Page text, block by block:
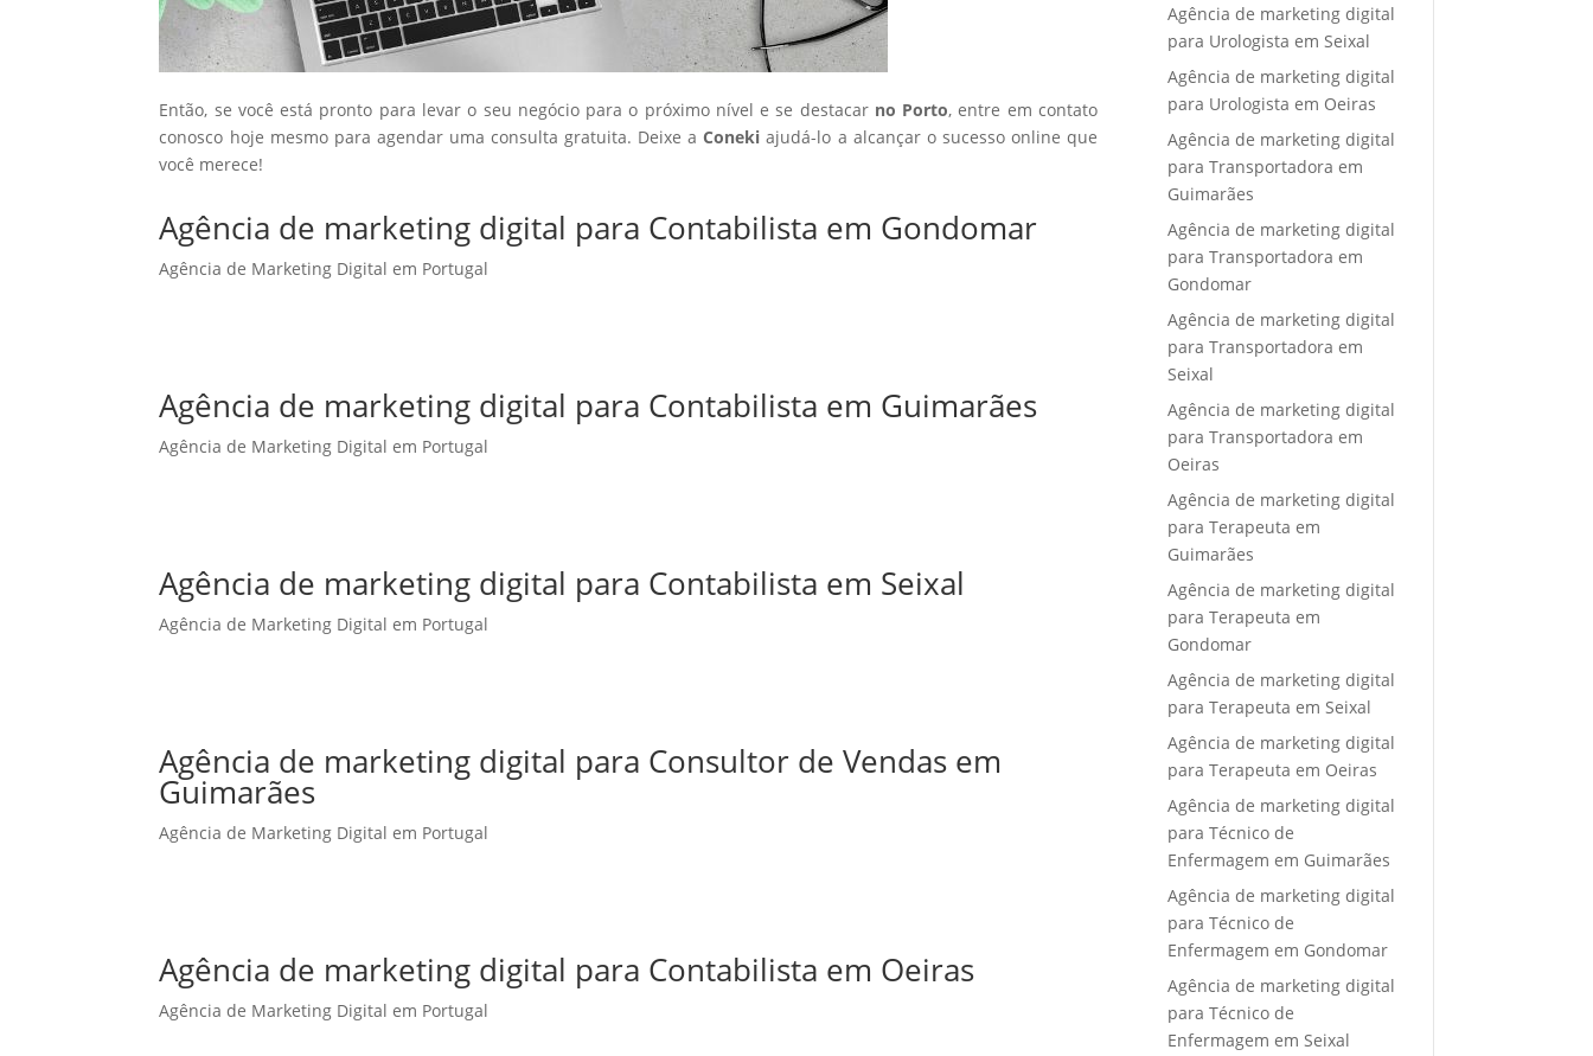
Então, se você está pronto para levar o seu negócio para o próximo nível e se destacar no Porto, entre em contato
conosco hoje mesmo para agendar uma consulta gratuita. Deixe aConeki ajudá-lo a alcançar o sucesso online que
você merece!
Agência de marketing digital para Contabilista em Gondomar
Agência de Marketing Digital em Portugal
Agência de marketing digital para Contabilista em Guimarães
Agência de Marketing Digital em Portugal
Agência de marketing digital para Contabilista em Seixal
Agência de Marketing Digital em Portugal
Agência de marketing digital para Consultor de Vendas em
Guimarães
Agência de Marketing Digital em Portugal
Agência de marketing digital para Contabilista em Oeiras
Agência de Marketing Digital em Portugal
Agência de marketing digital
para Urologista em Seixal
Agência de marketing digital
para Urologista em Oeiras
Agência de marketing digital
para Transportadora em
Guimarães
Agência de marketing digital
para Transportadora em
Gondomar
Agência de marketing digital
para Transportadora em
Seixal
Agência de marketing digital
para Transportadora em
Oeiras
Agência de marketing digital
para Terapeuta em
Guimarães
Agência de marketing digital
para Terapeuta em
Gondomar
Agência de marketing digital
para Terapeuta em Seixal
Agência de marketing digital
para Terapeuta em Oeiras
Agência de marketing digital
para Técnico de
Enfermagem em Guimarães
Agência de marketing digital
para Técnico de
Enfermagem em Gondomar
Agência de marketing digital
para Técnico de
Enfermagem em Seixal